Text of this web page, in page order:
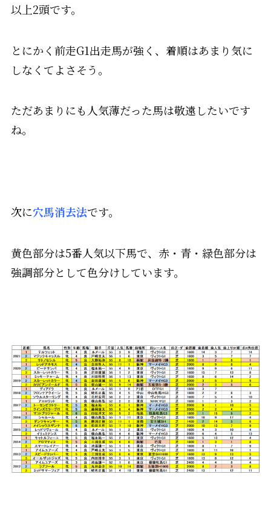
以上2頭です。
とにかく前走G1出走馬が強く、着順はあまり気に
しなくてよさそう。
ただあまりにも人気薄だった馬は敬遠したいです
ね。
次に穴馬消去法です。
黄色部分は5番人気以下馬で、赤・青・緑色部分は
強調部分として色分けしています。